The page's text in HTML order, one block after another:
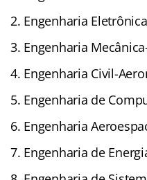
Engenharia Eletrônica
Engenharia
Engenharia Civil-
Engenharia de
Engenharia
Engenharia de